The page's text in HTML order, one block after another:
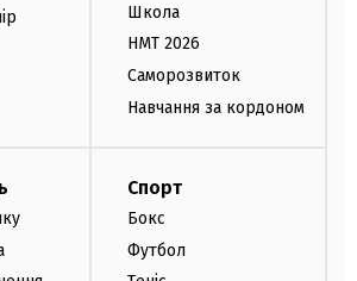
Школа
НМТ 2026
Саморозвиток
Навчання за кордоном
Спорт
Бокс
Футбол